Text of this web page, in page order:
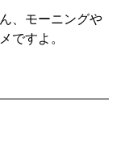
、モーニングや
ですよ。